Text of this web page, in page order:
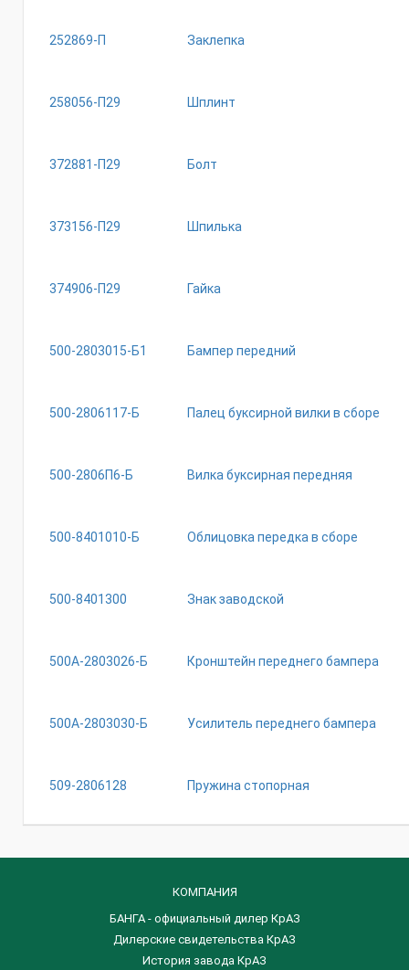
252869-П Заклепка
258056-П29 Шплинт
372881-П29 Болт
373156-П29 Шпилька
374906-П29 Гайка
500-2803015-Б1 Бампер передний
500-2806117-Б Палец буксирной вилки в сборе
500-2806П6-Б Вилка буксирная передняя
500-8401010-Б Облицовка передка в сборе
500-8401300 Знак заводской
500А-2803026-Б Кронштейн переднего бампера
500А-2803030-Б Усилитель переднего бампера
509-2806128 Пружина стопорная
КОМПАНИЯ
БАНГА - официальный дилер КрАЗ
Дилерские свидетельства КрАЗ
История завода КрАЗ